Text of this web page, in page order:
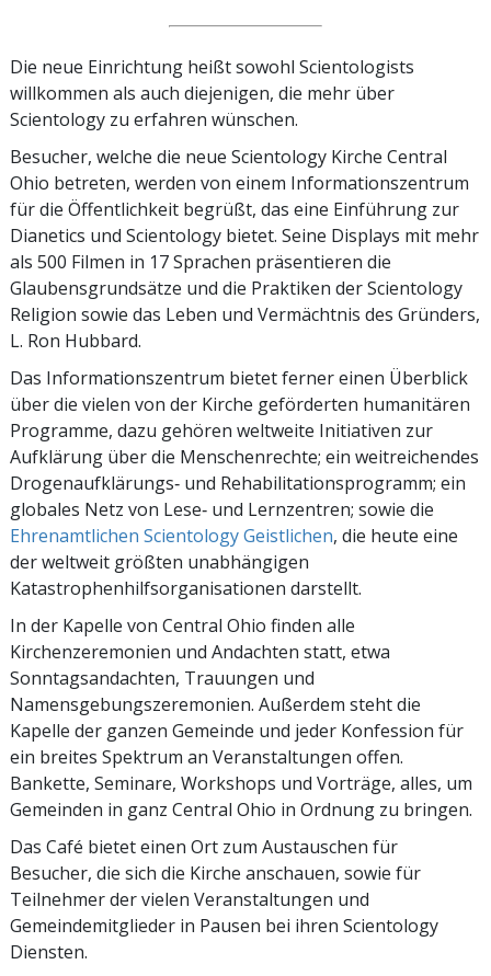
Die neue Einrichtung heißt sowohl Scientologists
willkommen als auch diejenigen, die mehr über
Scientology zu erfahren wünschen.
Besucher, welche die neue Scientology Kirche Central
Ohio betreten, werden von einem Informationszentrum
für die Öffentlichkeit begrüßt, das eine Einführung zur
Dianetics und Scientology bietet. Seine Displays mit mehr
als 500 Filmen in 17 Sprachen präsentieren die
Glaubensgrundsätze und die Praktiken der Scientology
Religion sowie das Leben und Vermächtnis des Gründers,
L. Ron Hubbard.
Das Informationszentrum bietet ferner einen Überblick
über die vielen von der Kirche geförderten humanitären
Programme, dazu gehören weltweite Initiativen zur
Aufklärung über die Menschenrechte; ein weitreichendes
Drogenaufklärungs‑ und Rehabilitationsprogramm; ein
globales Netz von Lese‑ und Lernzentren; sowie die
Ehrenamtlichen Scientology Geistlichen, die heute eine
der weltweit größten unabhängigen
Katastrophenhilfsorganisationen darstellt.
In der Kapelle von Central Ohio finden alle
Kirchenzeremonien und Andachten statt, etwa
Sonntagsandachten, Trauungen und
Namensgebungszeremonien. Außerdem steht die
Kapelle der ganzen Gemeinde und jeder Konfession für
ein breites Spektrum an Veranstaltungen offen.
Bankette, Seminare, Workshops und Vorträge, alles, um
Gemeinden in ganz Central Ohio in Ordnung zu bringen.
Das Café bietet einen Ort zum Austauschen für
Besucher, die sich die Kirche anschauen, sowie für
Teilnehmer der vielen Veranstaltungen und
Gemeindemitglieder in Pausen bei ihren Scientology
Diensten.